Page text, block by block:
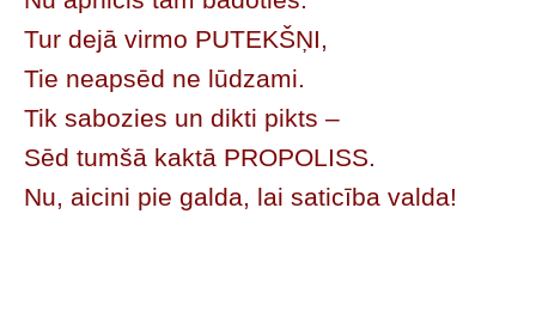
Tur dejā virmo PUTEKŠŅI,
Tie neapsēd ne lūdzami.
Tik sabozies un dikti pikts –
Sēd tumšā kaktā PROPOLISS.
Nu, aicini pie galda, lai saticība valda!